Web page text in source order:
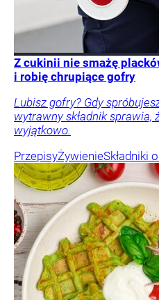
Z cukinii nie smażę
i robię chrupiące gofry
Lubisz gofry? Gdy
wytrawny składnik sprawia,
wyjątkowo.
PrzepisyŻywienieSkładniki